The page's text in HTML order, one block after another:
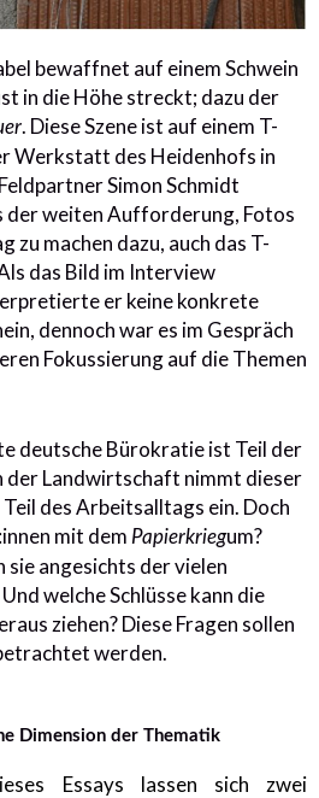
bewaffnet auf einem Schwein
in die Höhe streckt; dazu der
. Diese Szene ist auf einem T-
Werkstatt des Heidenhofs in
Simon Schmidt
der weiten Aufforderung, Fotos
zu machen dazu, auch das T-
das Bild im Interview
er keine konkrete
dennoch war es im Gespräch
Fokussierung auf die Themen
deutsche Bürokratie ist Teil der
der Landwirtschaft nimmt dieser
des Arbeitsalltags ein. Doch
mit dem Papierkriegum?
sie angesichts der vielen
welche Schlüsse kann die
ziehen? Diese Fragen sollen
werden.
Dimension der Thematik
Essays lassen sich zwei